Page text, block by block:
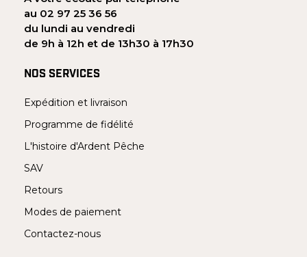
au 02 97 25 36 56
du lundi au vendredi
de 9h à 12h et de 13h30 à 17h30
NOS SERVICES
Expédition et livraison
Programme de fidélité
L'histoire d'Ardent Pêche
SAV
Retours
Modes de paiement
Contactez-nous